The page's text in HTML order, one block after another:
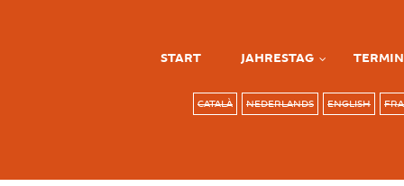
START JAHRESTAG
CATALÀ NEDERLANDS ENGLISH